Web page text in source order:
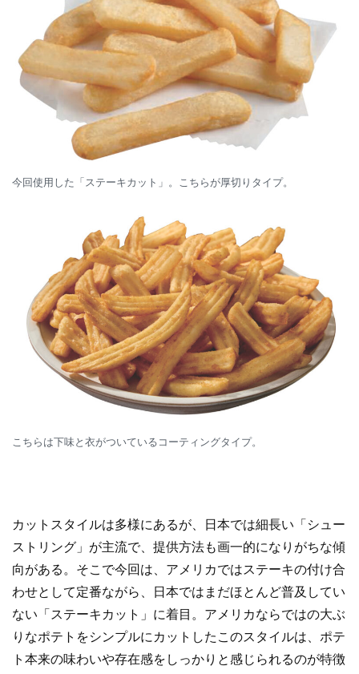
今回使用した「ステーキカット」。こちらが厚切りタイプ。
こちらは下味と衣がついているコーティングタイプ。
カットスタイルは多様にあるが、日本では細長い「シュー
ストリング」が主流で、提供方法も画一的になりがちな傾
向がある。そこで今回は、アメリカではステーキの付け合
わせとして定番ながら、日本ではまだほとんど普及してい
ない「ステーキカット」に着目。アメリカならではの大ぶ
りなポテトをシンプルにカットしたこのスタイルは、ポテ
ト本来の味わいや存在感をしっかりと感じられるのが特徴